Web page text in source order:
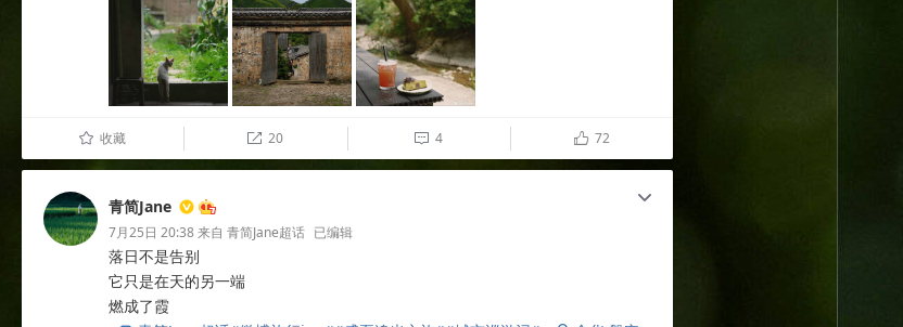
û 收藏  20  4 ñ 72
c
青简Jane
7月25日 20:38来自 青简Jane超话 已编辑
落日不是告别
它只是在天的另一端
燃成了霞